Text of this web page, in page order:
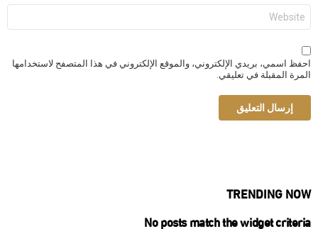
الموقع
الإلكتروني
احفظ اسمي، بريدي الإلكتروني، والموقع الإلكتروني في هذا المتصفح لاستخدامها
المرة المقبلة في تعليقي.
TRENDING NOW
No posts match the widget criteria